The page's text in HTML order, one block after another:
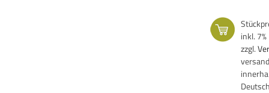
inkl.
zzgl.